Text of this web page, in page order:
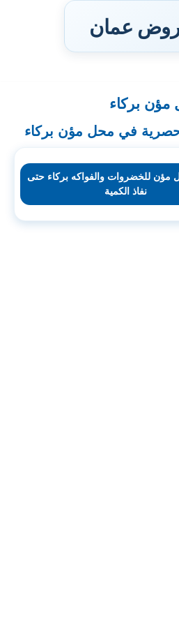
عمان
مؤن بركاء
في محل مؤن بركاء
للخضروات والفواكه بركاء حتى
نفاذ الكمية